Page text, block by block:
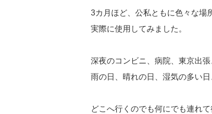
3カ月ほど、公私ともに色々な場
実際に使用してみました。
深夜のコンビニ、病院、東京出
雨の日、晴れの日、湿気の多い
どこへ行くのでも何にでも連れて